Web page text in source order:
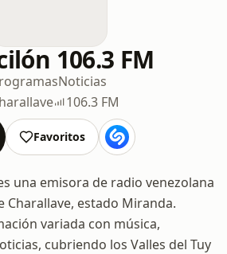
106.3 FM
Noticias
106.3 FM
Favoritos
una emisora de radio venezolana
Charallave, estado Miranda.
variada con música,
cubriendo los Valles del Tuy